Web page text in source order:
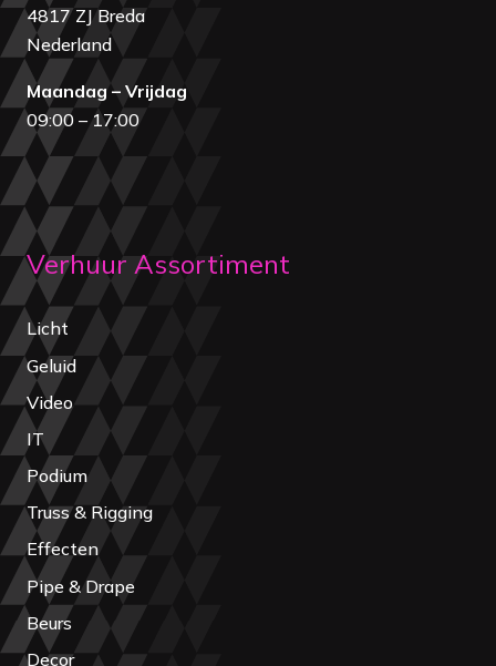
4817 ZJ Breda
Nederland
Maandag – Vrijdag
09:00 – 17:00
Verhuur Assortiment
Licht
Geluid
Video
IT
Podium
Truss & Rigging
Effecten
Pipe & Drape
Beurs
Decor